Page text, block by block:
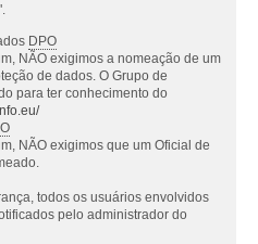
DPO
NÃO exigimos a nomeação de um
de dados. O Grupo de
para ter conhecimento do
NÃO exigimos que um Oficial de
todos os usuários envolvidos
pelo administrador do